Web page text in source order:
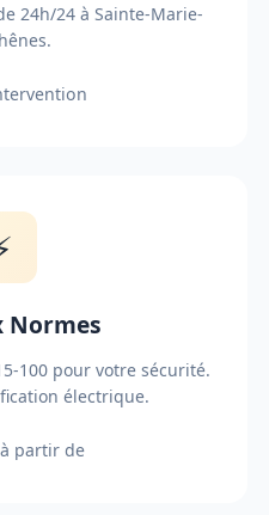
24h/24 à Sainte-Marie-
Normes
100 pour votre sécurité.
électrique.
à partir de